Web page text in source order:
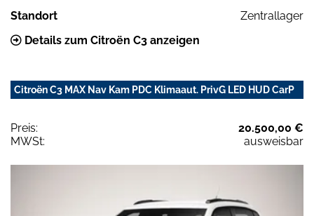
Standort
Zentrallager
Details zum Citroën C3 anzeigen
Citroën C3 MAX Nav Kam PDC Klimaaut. PrivG LED HUD CarP
Preis:
20.500,00 €
MWSt:
ausweisbar